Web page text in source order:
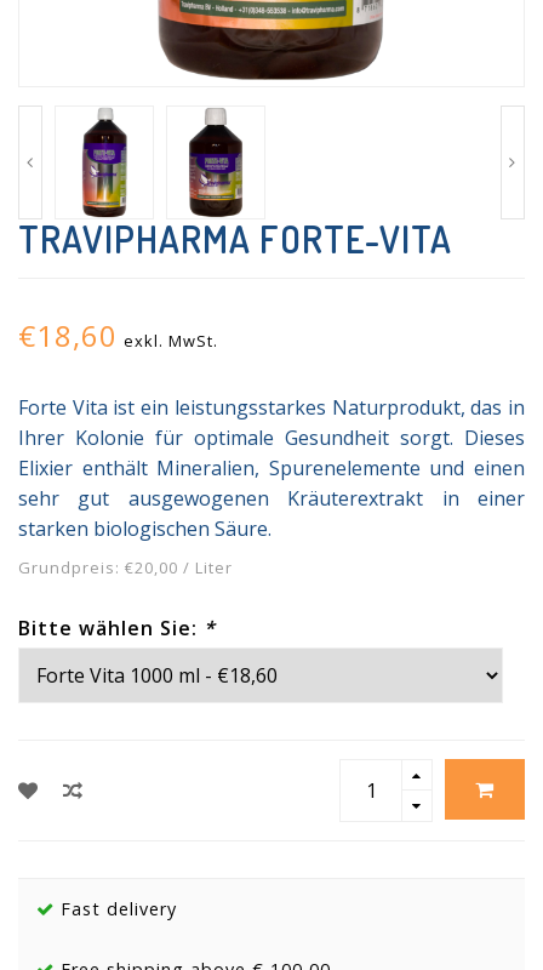
TRAVIPHARMA FORTE-VITA
€18,60 exkl. MwSt.
Forte Vita ist ein leistungsstarkes Naturprodukt, das in
Ihrer Kolonie für optimale Gesundheit sorgt. Dieses
Elixier enthält Mineralien, Spurenelemente und einen
sehr gut ausgewogenen Kräuterextrakt in einer
starken biologischen Säure.
Grundpreis: €20,00 / Liter
Bitte wählen Sie: *
Fast delivery